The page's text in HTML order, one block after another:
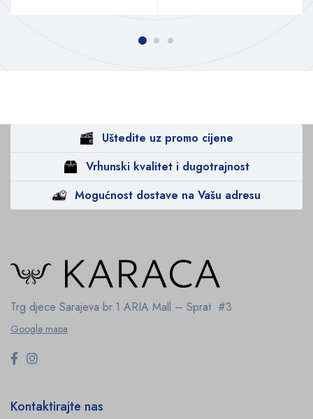
Uštedite uz promo cijene
Vrhunski kvalitet i dugotrajnost
Mogućnost dostave na Vašu adresu
Trg djece Sarajeva br.1 ARIA Mall – Sprat #3
Google mapa
Kontaktirajte nas